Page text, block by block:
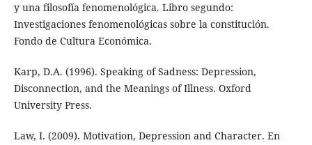
y una filosofía fenomenológica. Libro segundo:
Investigaciones fenomenológicas sobre la constitución.
Fondo de Cultura Económica.
Karp, D.A. (1996). Speaking of Sadness: Depression,
Disconnection, and the Meanings of Illness. Oxford
University Press.
Law, I. (2009). Motivation, Depression and Character. En